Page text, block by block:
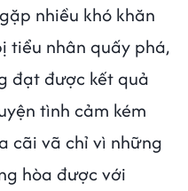
nhiều khó khăn
tiểu nhân quấy phá,
đạt được kết quả
tình cảm kém
cãi vã chỉ vì những
hòa được với